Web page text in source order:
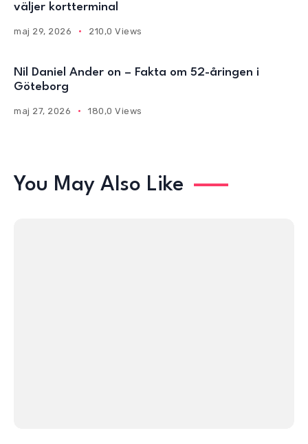
väljer kortterminal
maj 29, 2026 210,0 Views
Nil Daniel Ander on – Fakta om 52-åringen i
Göteborg
maj 27, 2026 180,0 Views
You May Also Like